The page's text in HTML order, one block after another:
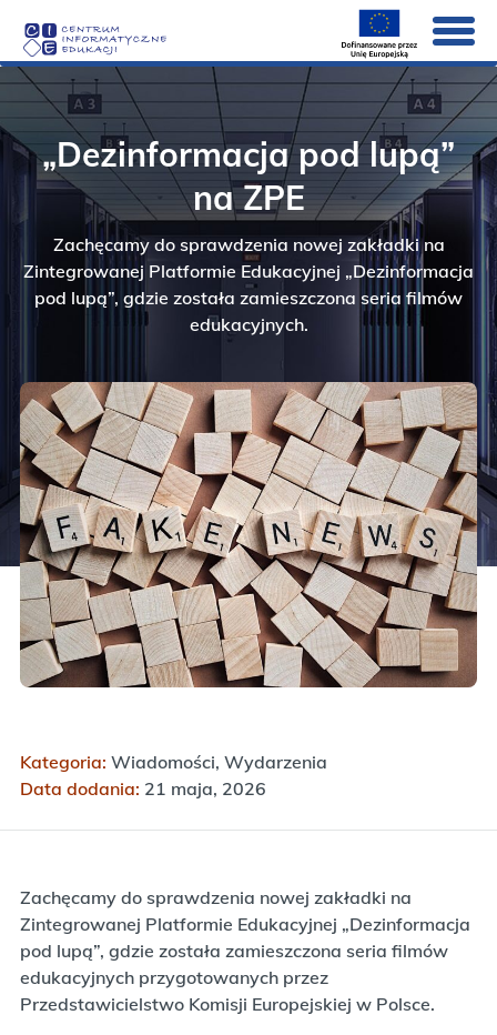
Strona Główna
O nas
Pokaż
submenu
elementu
O
nas
Aktualności
Pokaż
submenu
dla
elementu
Aktualności
Rekrutacja
Systemy
Pokaż
submenu
dla
elementu
Projekty
Kontakt
„Dezinformacja pod lupą”
na ZPE
Zachęcamy do sprawdzenia nowej zakładki na
Zintegrowanej Platformie Edukacyjnej „Dezinformacja
pod lupą”, gdzie została zamieszczona seria filmów
edukacyjnych.
Kategoria: Wiadomości, Wydarzenia
Data dodania: 21 maja, 2026
Zachęcamy do sprawdzenia nowej zakładki na
Zintegrowanej Platformie Edukacyjnej „Dezinformacja
pod lupą”, gdzie została zamieszczona seria filmów
edukacyjnych przygotowanych przez
Przedstawicielstwo Komisji Europejskiej w Polsce.